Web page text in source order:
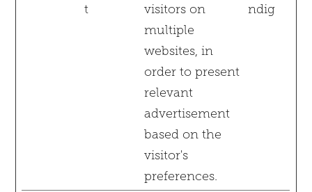
t
visitors on
multiple
websites, in
order to present
relevant
advertisement
based on the
visitor's
preferences.
ndig